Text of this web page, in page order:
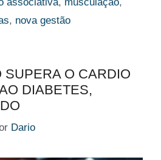
, nova gestão
SUPERA O CARDIO
DIABETES,
Dario